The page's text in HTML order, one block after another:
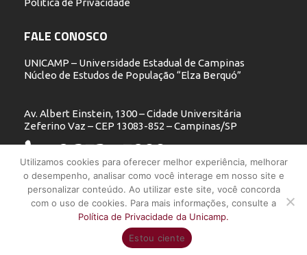
Política de Privacidade
FALE CONOSCO
UNICAMP – Universidade Estadual de Campinas
Núcleo de Estudos de População “Elza Berquó”
Av. Albert Einstein, 1300 – Cidade Universitária
Zeferino Vaz – CEP 13083-852 – Campinas/SP
19 3521.5900
nepo@unicamp.br
UNICAMP - Universidade Estadual de Campinas - Núcleo de Estudos
de População "Elza Berquó" - Todos os direitos reservados
Utilizamos cookies para oferecer melhor experiência, melhorar
o desempenho, analisar como você interage em nosso site e
personalizar conteúdo. Ao utilizar este site, você concorda
com o uso de cookies. Para mais informações, consulte a
Política de Privacidade da Unicamp.
Estou ciente